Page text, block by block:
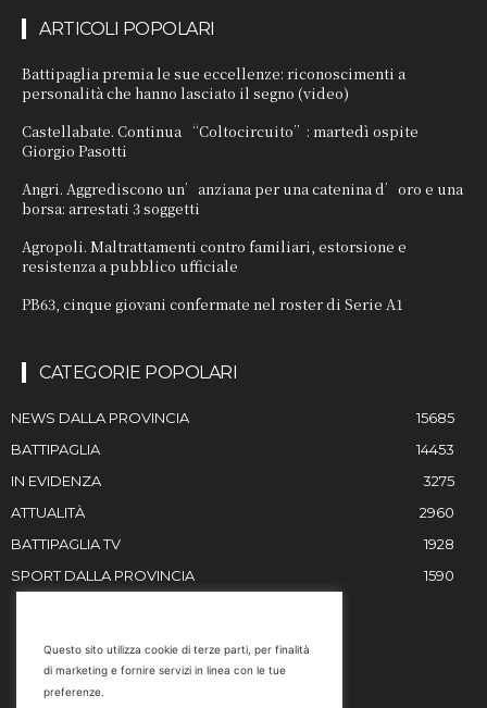
ARTICOLI POPOLARI
Battipaglia premia le sue eccellenze: riconoscimenti a
personalità che hanno lasciato il segno (video)
Castellabate. Continua “Coltocircuito”: martedì ospite
Giorgio Pasotti
Angri. Aggrediscono un’anziana per una catenina d’oro e una
borsa: arrestati 3 soggetti
Agropoli. Maltrattamenti contro familiari, estorsione e
resistenza a pubblico ufficiale
PB63, cinque giovani confermate nel roster di Serie A1
CATEGORIE POPOLARI
NEWS DALLA PROVINCIA
15685
BATTIPAGLIA
14453
IN EVIDENZA
3275
ATTUALITÀ
2960
BATTIPAGLIA TV
1928
SPORT DALLA PROVINCIA
1590
Email
Questo sito utilizza cookie di terze parti, per finalità
di marketing e fornire servizi in linea con le tue
preferenze.